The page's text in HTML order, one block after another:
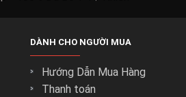
DÀNH CHO NGƯỜI MUA
Hướng Dẫn Mua Hàng
Thanh toán